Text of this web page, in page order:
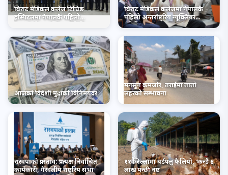
बिराट मेडिकल कलेज टिचिङ
हस्पिटलमा नेपालकै पहिलो
बिराट मेडिकल कलेजमा नेपालकै
पहिलो अन्तर्राष्ट्रिय न्यूक्लियर
मेडिसिन सम्मेलन सम्पन्न
आजको विदेशी मुद्राको विनिमयदर
मनसुन कमजोर, तराईमा तातो
लहरको सम्भावना
रास्वपाको प्रस्ताव: प्रत्यक्ष निर्वाचित
कार्यकारी, गैरदलीय राष्ट्रिय सभा
११ जिल्लामा बर्डफ्लु फैलियो, झन्डै ६
लाख पन्छी नष्ट